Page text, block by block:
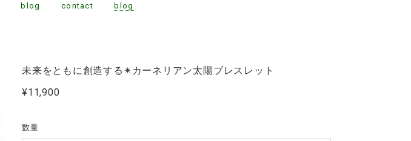
blog contact blog
未来をともに創造する✴カーネリアン太陽ブレスレット
¥11,900
数量